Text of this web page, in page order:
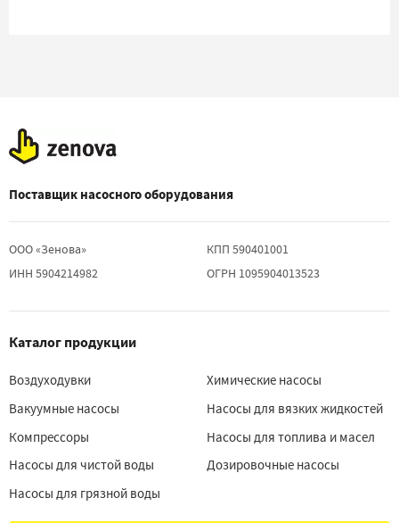
Поставщик насосного оборудования
ООО «Зенова»
ИНН 5904214982
КПП 590401001
ОГРН 1095904013523
Каталог продукции
Воздуходувки
Вакуумные насосы
Компрессоры
Насосы для чистой воды
Насосы для грязной воды
Химические насосы
Насосы для вязких жидкостей
Насосы для топлива и масел
Дозировочные насосы